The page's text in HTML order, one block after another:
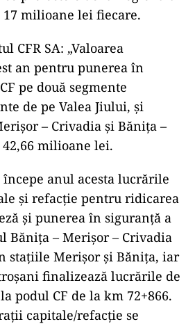
17 milioane lei fiecare.
CFR SA: „Valoarea
an pentru punerea în
pe două segmente
de pe Valea Jiului, și
– Crivadia și Bănița –
42,66 milioane lei.
începe anul acesta lucrările
și refacție pentru ridicarea
și punerea în siguranță a
– Merișor – Crivadia
stațiile Merișor și Bănița, iar
finalizează lucrările de
podul CF de la km 72+866.
capitale/refacție se